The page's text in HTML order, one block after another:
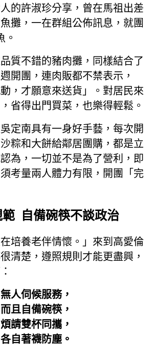
的許淑珍分享，曾在馬祖出差
攤，一在群組公佈訊息，就團
。
質不錯的豬肉攤，同樣結合了
開團，連肉販都不禁表示，
動，才願意來送貨」。對居民來
省得出門買菜，也樂得輕鬆。
定南具有一身好手藝，每次開
粽和大餅給鄰居團購，都是立
為，一切並不是為了營利，即
考量兩人體力有限，開團「完
自備碗筷不談政治
在培養老伴情懷。」來到高愛倫
清楚，遵照規則才能更盡興，
人伺候服務，
且自備碗筷，
請雙杯同攜，
自著襪防塵。